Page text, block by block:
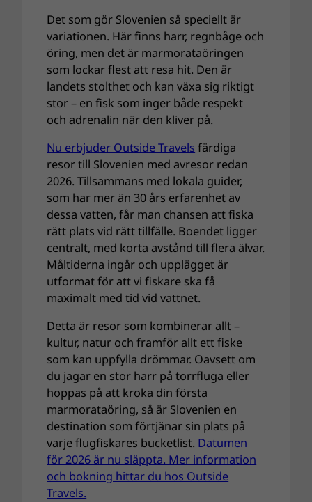
Det som gör Slovenien så speciellt är
variationen. Här finns harr, regnbåge och
öring, men det är marmorataöringen
som lockar flest att resa hit. Den är
landets stolthet och kan växa sig riktigt
stor – en fisk som inger både respekt
och adrenalin när den kliver på.
Nu erbjuder Outside Travels färdiga
resor till Slovenien med avresor redan
2026. Tillsammans med lokala guider,
som har mer än 30 års erfarenhet av
dessa vatten, får man chansen att fiska
rätt plats vid rätt tillfälle. Boendet ligger
centralt, med korta avstånd till flera älvar.
Måltiderna ingår och upplägget är
utformat för att vi fiskare ska få
maximalt med tid vid vattnet.
Detta är resor som kombinerar allt –
kultur, natur och framför allt ett fiske
som kan uppfylla drömmar. Oavsett om
du jagar en stor harr på torrfluga eller
hoppas på att kroka din första
marmorataöring, så är Slovenien en
destination som förtjänar sin plats på
varje flugfiskares bucketlist. Datumen
för 2026 är nu släppta. Mer information
och bokning hittar du hos Outside
Travels.